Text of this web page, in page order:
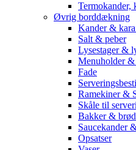
Termokander,
Øvrig borddækning
Kander &
Salt & peber
Lysestager &
Menuholder
Fade
Ramekiner &
Skåle til
Bakker &
Saucekander
Opsatser